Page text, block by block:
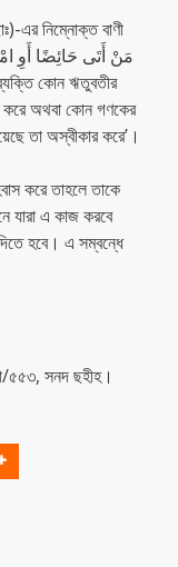
এর নিম্নোক্ত বাণী
করে অথবা কোন গণকের
তা অস্বীকার করে’।
করে তাহলে তাকে
যারা এ কাজ করবে
দিতে হবে। এ সম্বন্ধে
৫৫৩, সনদ ছহীহ।